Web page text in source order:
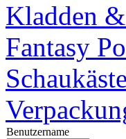
Kladden
Fantasy
Benutzername